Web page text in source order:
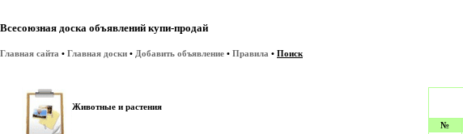
Всесоюзная доска объявлений купи-продай
Главная сайта • Главная доски • Добавить объявление • Правила • Поиск
Животные и растения
№